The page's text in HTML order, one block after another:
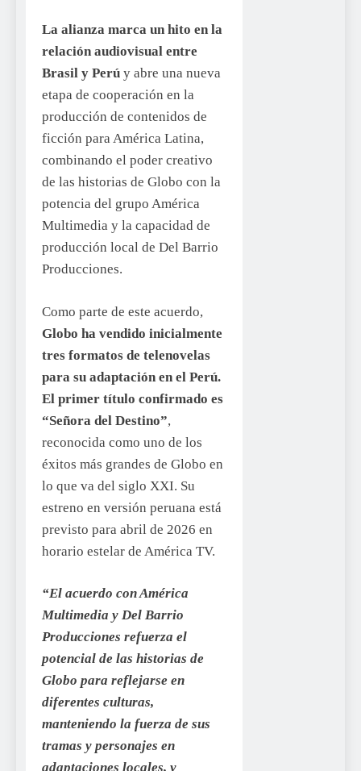
La alianza marca un hito en la
relación audiovisual entre
Brasil y Perú y abre una nueva
etapa de cooperación en la
producción de contenidos de
ficción para América Latina,
combinando el poder creativo
de las historias de Globo con la
potencia del grupo América
Multimedia y la capacidad de
producción local de Del Barrio
Producciones.
Como parte de este acuerdo,
Globo ha vendido inicialmente
tres formatos de telenovelas
para su adaptación en el Perú.
El primer título confirmado es
“Señora del Destino”,
reconocida como uno de los
éxitos más grandes de Globo en
lo que va del siglo XXI. Su
estreno en versión peruana está
previsto para abril de 2026 en
horario estelar de América TV.
“El acuerdo con América
Multimedia y Del Barrio
Producciones refuerza el
potencial de las historias de
Globo para reflejarse en
diferentes culturas,
manteniendo la fuerza de sus
tramas y personajes en
adaptaciones locales, y